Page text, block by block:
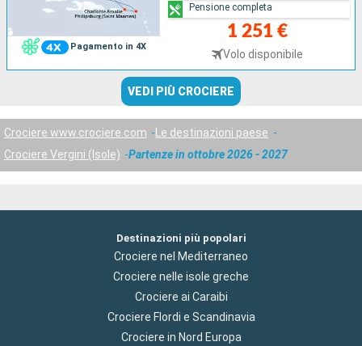
Pagamento in 4X
1 251 €
Volo disponibile
Pensione completa
VEDI PIÙ CROCIERE
Crociere www.crociere.com
Le destinazioni paese
Crociere Vergini (Isole)
Partenze in ottobre 2026 - 2027
Destinazioni più popolari
Crociere nel Mediterraneo
Crociere nelle isole greche
Crociere ai Caraibi
Crociere Flordi e Scandinavia
Crociere in Nord Europa